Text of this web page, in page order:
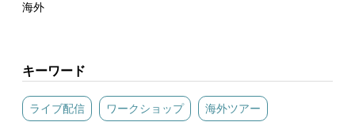
海外
キーワード
ライブ配信 ワークショップ 海外ツアー